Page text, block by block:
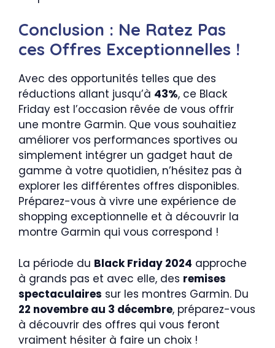
Conclusion : Ne Ratez Pas
ces Offres Exceptionnelles !
Avec des opportunités telles que des
réductions allant jusqu’à 43%, ce Black
Friday est l’occasion rêvée de vous offrir
une montre Garmin. Que vous souhaitiez
améliorer vos performances sportives ou
simplement intégrer un gadget haut de
gamme à votre quotidien, n’hésitez pas à
explorer les différentes offres disponibles.
Préparez-vous à vivre une expérience de
shopping exceptionnelle et à découvrir la
montre Garmin qui vous correspond !
La période du Black Friday 2024 approche
à grands pas et avec elle, des remises
spectaculaires sur les montres Garmin. Du
22 novembre au 3 décembre, préparez-vous
à découvrir des offres qui vous feront
vraiment hésiter à faire un choix !